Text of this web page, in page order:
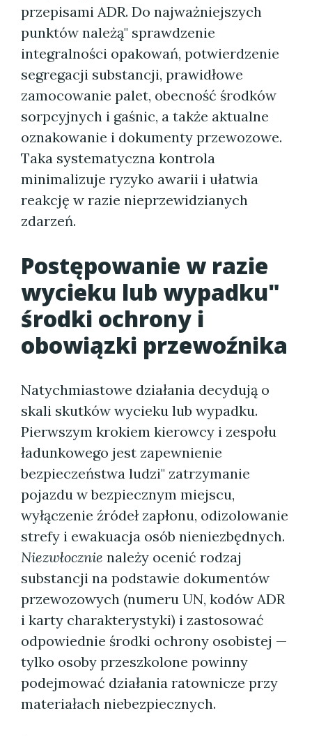
przepisami ADR. Do najważniejszych
punktów należą" sprawdzenie
integralności opakowań, potwierdzenie
segregacji substancji, prawidłowe
zamocowanie palet, obecność środków
sorpcyjnych i gaśnic, a także aktualne
oznakowanie i dokumenty przewozowe.
Taka systematyczna kontrola
minimalizuje ryzyko awarii i ułatwia
reakcję w razie nieprzewidzianych
zdarzeń.
Postępowanie w razie
wycieku lub wypadku"
środki ochrony i
obowiązki przewoźnika
Natychmiastowe działania decydują o
skali skutków wycieku lub wypadku.
Pierwszym krokiem kierowcy i zespołu
ładunkowego jest zapewnienie
bezpieczeństwa ludzi" zatrzymanie
pojazdu w bezpiecznym miejscu,
wyłączenie źródeł zapłonu, odizolowanie
strefy i ewakuacja osób nieniezbędnych.
Niezwłocznie należy ocenić rodzaj
substancji na podstawie dokumentów
przewozowych (numeru UN, kodów ADR
i karty charakterystyki) i zastosować
odpowiednie środki ochrony osobistej —
tylko osoby przeszkolone powinny
podejmować działania ratownicze przy
materiałach niebezpiecznych.